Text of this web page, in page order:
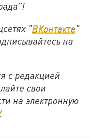
"ВКонтакте"
на
с редакцией
свои
на электронную
.